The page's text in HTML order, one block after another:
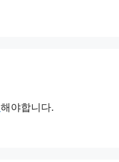
해야합니다.